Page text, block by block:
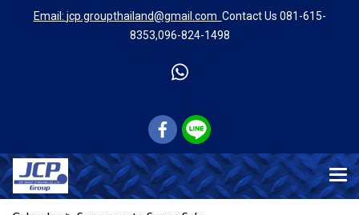
Email: jcp.groupthailand@gmail.com Contact Us 081-615-
8353,096-824-1498